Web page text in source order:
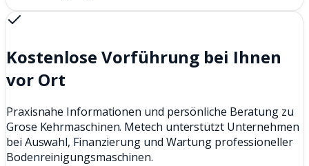
Kostenlose Vorführung bei Ihnen
vor Ort
Praxisnahe Informationen und persönliche Beratung zu
Grose Kehrmaschinen. Metech unterstützt Unternehmen
bei Auswahl, Finanzierung und Wartung professioneller
Bodenreinigungsmaschinen.